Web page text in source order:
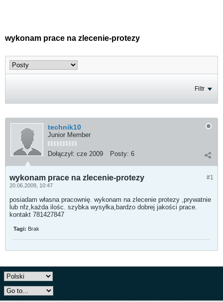
wykonam prace na zlecenie-protezy
Filtr
technik10
Junior Member
Dołączył: cze 2009 Posty: 6
#1
wykonam prace na zlecenie-protezy
20.06.2009, 10:47
posiadam własna pracownię. wykonam na zlecenie protezy ,prywatnie
lub nfz,każda ilośc. szybka wysyłka,bardzo dobrej jakości prace.
kontakt 781427847
Tagi: Brak